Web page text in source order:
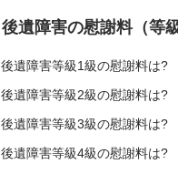
後遺障害の慰謝料（等級
後遺障害等級1級の慰謝料は?
後遺障害等級2級の慰謝料は?
後遺障害等級3級の慰謝料は?
後遺障害等級4級の慰謝料は?